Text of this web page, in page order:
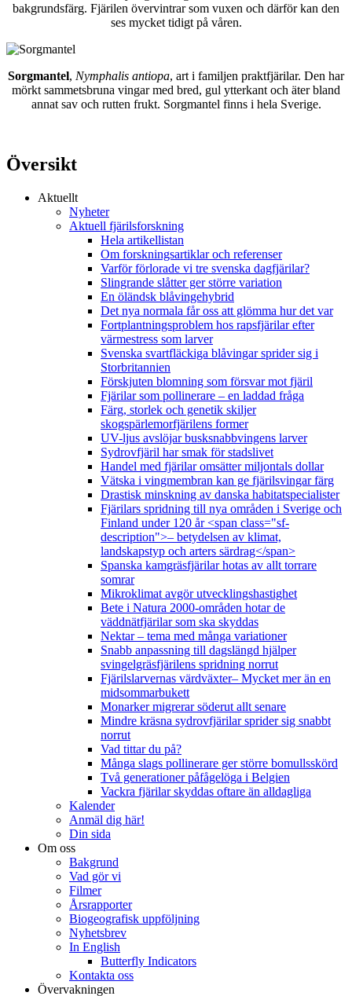
bakgrundsfärg. Fjärilen övervintrar som vuxen och därför kan den
ses mycket tidigt på våren.
Sorgmantel, Nymphalis antiopa, art i familjen praktfjärilar. Den har
mörkt sammetsbruna vingar med bred, gul ytterkant och äter bland
annat sav och rutten frukt. Sorgmantel finns i hela Sverige.
Översikt
Aktuellt
Nyheter
Aktuell fjärilsforskning
Hela artikellistan
Om forskningsartiklar och referenser
Varför förlorade vi tre svenska dagfjärilar?
Slingrande slåtter ger större variation
En öländsk blåvingehybrid
Det nya normala får oss att glömma hur det var
Fortplantningsproblem hos rapsfjärilar efter
värmestress som larver
Svenska svartfläckiga blåvingar sprider sig i
Storbritannien
Förskjuten blomning som försvar mot fjäril
Fjärilar som pollinerare – en laddad fråga
Färg, storlek och genetik skiljer
skogspärlemorfjärilens former
UV-ljus avslöjar busksnabbvingens larver
Sydrovfjäril har smak för stadslivet
Handel med fjärilar omsätter miljontals dollar
Vätska i vingmembran kan ge fjärilsvingar färg
Drastisk minskning av danska habitatspecialister
Fjärilars spridning till nya områden i Sverige och
Finland under 120 år <span class="sf-
description">– betydelsen av klimat,
landskapstyp och arters särdrag</span>
Spanska kamgräsfjärilar hotas av allt torrare
somrar
Mikroklimat avgör utvecklingshastighet
Bete i Natura 2000-områden hotar de
väddnätfjärilar som ska skyddas
Nektar – tema med många variationer
Snabb anpassning till dagslängd hjälper
svingelgräsfjärilens spridning norrut
Fjärilslarvernas värdväxter– Mycket mer än en
midsommarbukett
Monarker migrerar söderut allt senare
Mindre kräsna sydrovfjärilar sprider sig snabbt
norrut
Vad tittar du på?
Många slags pollinerare ger större bomullsskörd
Två generationer påfågelöga i Belgien
Vackra fjärilar skyddas oftare än alldagliga
Kalender
Anmäl dig här!
Din sida
Om oss
Bakgrund
Vad gör vi
Filmer
Årsrapporter
Biogeografisk uppföljning
Nyhetsbrev
In English
Butterfly Indicators
Kontakta oss
Övervakningen